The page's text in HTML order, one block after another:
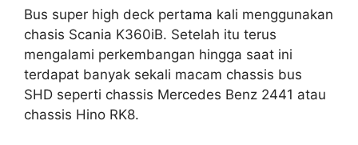
Bus super high deck pertama kali menggunakan
chasis Scania K360iB. Setelah itu terus
mengalami perkembangan hingga saat ini
terdapat banyak sekali macam chassis bus
SHD seperti chassis Mercedes Benz 2441 atau
chassis Hino RK8.